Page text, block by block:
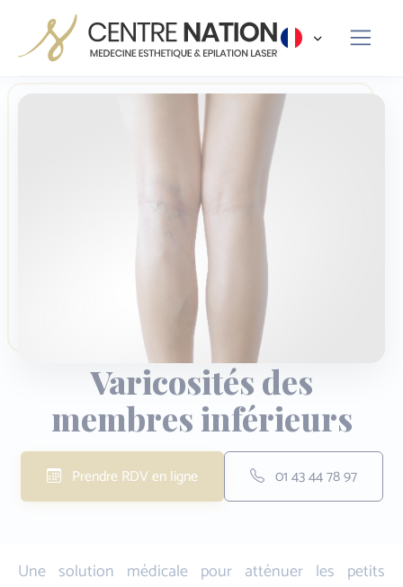
Varicosités des
membres inférieurs
Prendre RDV en ligne 01 43 44 78 97
Une solution médicale pour atténuer les petits
Panneau de gestion des cookies